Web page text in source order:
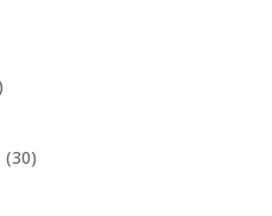
(30)